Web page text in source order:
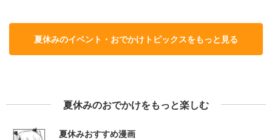
夏休みのイベント・おでかけトピックスをもっと見る
夏休みのおでかけをもっと楽しむ
夏休みおすすめ漫画